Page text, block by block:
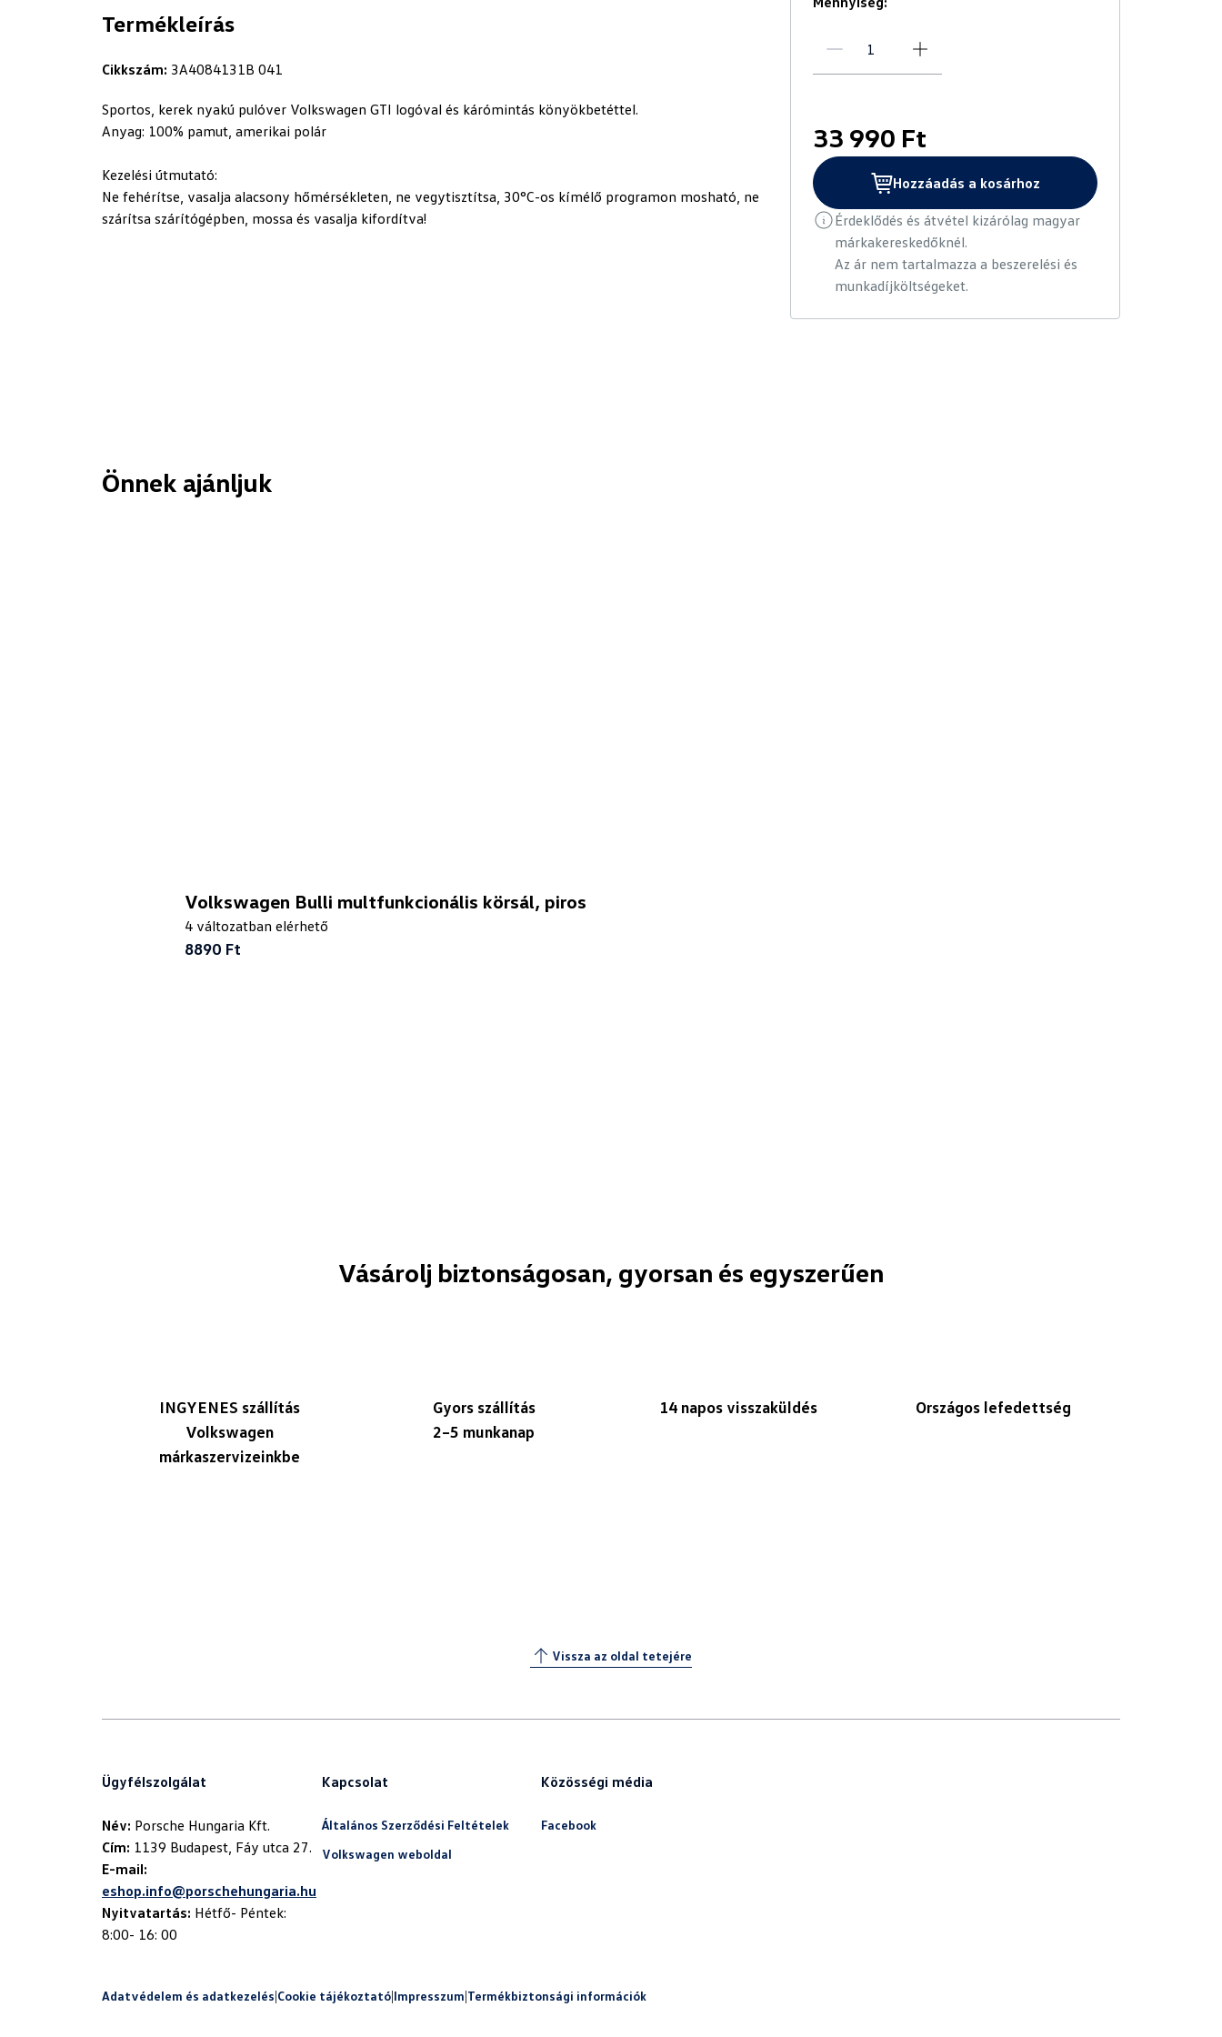
Termékleírás
Cikkszám: 3A4084131B 041
Sportos, kerek nyakú pulóver Volkswagen GTI logóval és kárómintás könyökbetéttel.
Anyag: 100% pamut, amerikai polár
Kezelési útmutató:
Ne fehérítse, vasalja alacsony hőmérsékleten, ne vegytisztítsa, 30°C-os kímélő programon mosható, ne
szárítsa szárítógépben, mossa és vasalja kifordítva!
33 990 Ft
Hozzáadás a kosárhoz
Érdeklődés és átvétel kizárólag magyar
márkakereskedőknél.
Az ár nem tartalmazza a beszerelési és
munkadíjköltségeket.
Önnek ajánljuk
Volkswagen Bulli multfunkcionális körsál, piros
4 változatban elérhető
8890 Ft
Vásárolj biztonságosan, gyorsan és egyszerűen
INGYENES szállítás
Volkswagen
márkaszervizeinkbe
Gyors szállítás
2–5 munkanap
14 napos visszaküldés Országos lefedettség
Vissza az oldal tetejére
Ügyfélszolgálat
Név:
Cím:
E-mail:
eshop.info@porschehungaria.hu
Nyitvatartás: Hétfő- Péntek:
8:00- 16: 00
Kapcsolat
Általános Szerződési Feltételek
Volkswagen weboldal
Közösségi média
Facebook
Adatvédelem és adatkezelés|Cookie tájékoztató|Impresszum|Termékbiztonsági információk